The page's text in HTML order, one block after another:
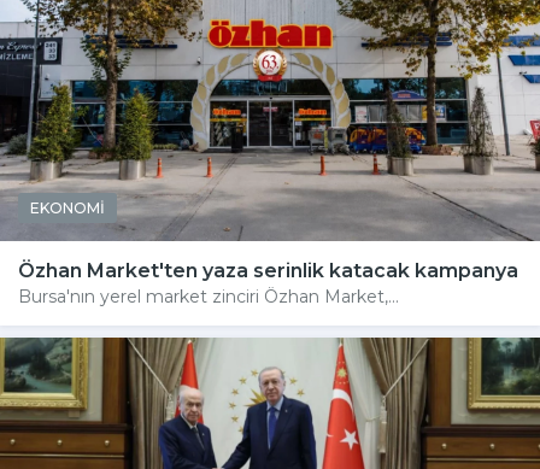
EKONOMİ
Özhan Market'ten yaza serinlik katacak kampanya
Bursa'nın yerel market zinciri Özhan Market,...